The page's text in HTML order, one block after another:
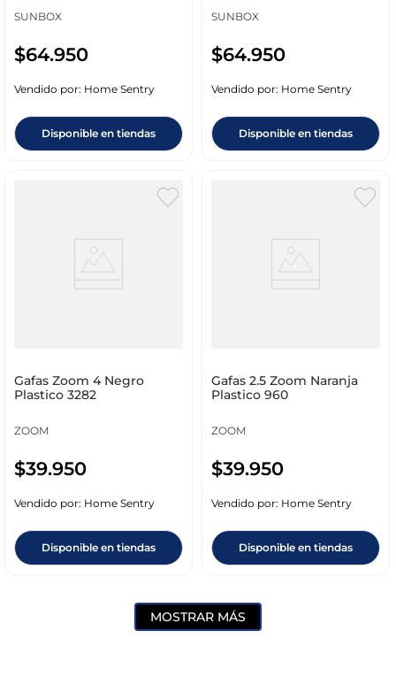
SUNBOX
$64.950
Vendido por: Home Sentry
Disponible en tiendas
SUNBOX
$64.950
Vendido por: Home Sentry
Disponible en tiendas
Gafas Zoom 4 Negro
Plastico 3282
ZOOM
$39.950
Vendido por: Home Sentry
Disponible en tiendas
Gafas 2.5 Zoom Naranja
Plastico 960
ZOOM
$39.950
Vendido por: Home Sentry
Disponible en tiendas
MOSTRAR MÁS